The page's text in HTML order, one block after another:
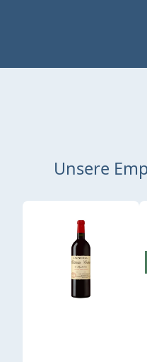
Unsere
Produktgalerie